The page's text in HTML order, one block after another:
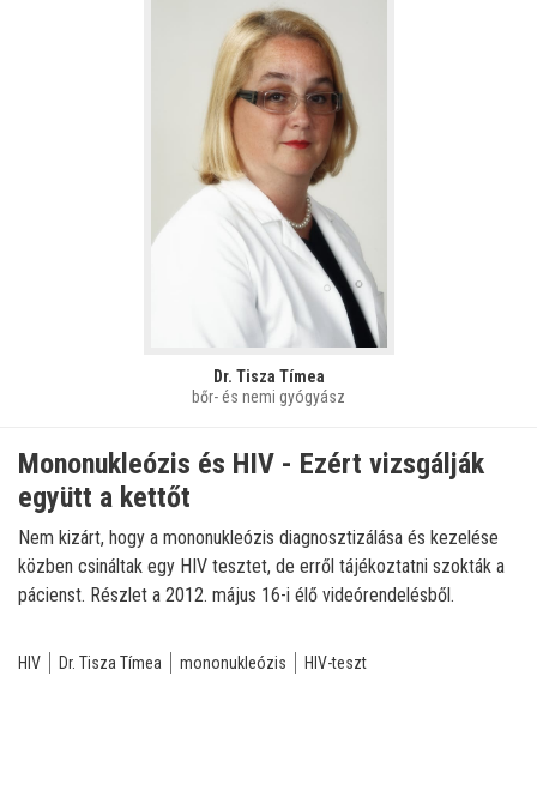
Dr. Tisza Tímea
bőr- és nemi gyógyász
Mononukleózis és HIV - Ezért vizsgálják
együtt a kettőt
Nem kizárt, hogy a mononukleózis diagnosztizálása és kezelése
közben csináltak egy HIV tesztet, de erről tájékoztatni szokták a
pácienst. Részlet a 2012. május 16-i élő videórendelésből.
HIV Dr. Tisza Tímea mononukleózis HIV-teszt